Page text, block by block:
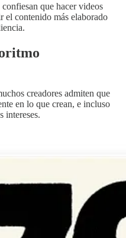
que hacer videos
el contenido más elaborado
creadores admiten que
en lo que crean, e incluso
intereses.